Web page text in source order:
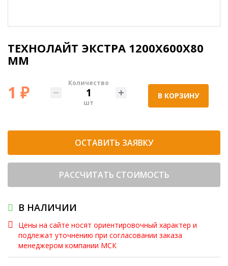
ТЕХНОЛАЙТ ЭКСТРА 1200Х600Х80
ММ
1 ₽ Количество
шт
В КОРЗИНУ
ОСТАВИТЬ ЗАЯВКУ
РАССЧИТАТЬ СТОИМОСТЬ
В НАЛИЧИИ
Цены на сайте носят ориентировочный характер и
подлежат уточнению при согласовании заказа
менеджером компании МСК